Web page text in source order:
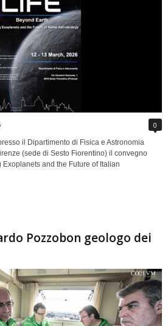
0
il Dipartimento di Fisica e Astronomia
(sede di Sesto Fiorentino) il convegno
and the Future of Italian
Pozzobon geologo dei